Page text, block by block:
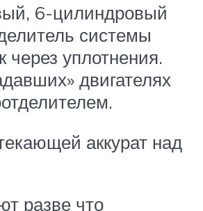
6-цилиндровый
системы
через уплотнения.
двигателях
аккурат над
разве что